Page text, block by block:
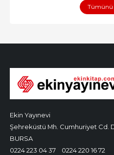
Tümünü
Ekin Yayınevi
Şehreküstü Mh. Cumhuriyet Cd.
BURSA
0224 223 04 37
0224 220 16 72